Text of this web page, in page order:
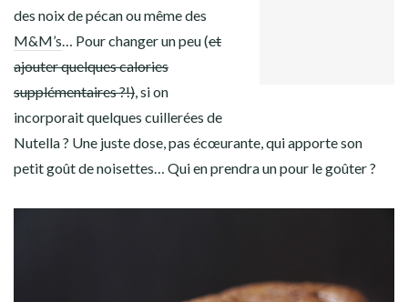
des noix de pécan ou même des
M&M’s… Pour changer un peu (et
ajouter quelques calories
supplémentaires ?!), si on
incorporait quelques cuillerées de
Nutella ? Une juste dose, pas écœurante, qui apporte son
petit goût de noisettes… Qui en prendra un pour le goûter ?
Facebook
TwitterInstagram
Pinterest